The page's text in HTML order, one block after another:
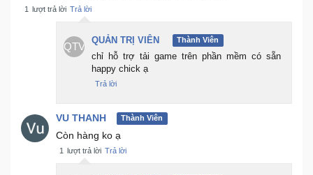
1 lượt trả lời Trả lời
QTV
QUẢN TRỊ VIÊN Thành Viên
chỉ hỗ trợ tải game trên phần mềm có sẵn
happy chick ạ
Trả lời
VU THANH Thành Viên
Còn hàng ko ạ
1 lượt trả lời Trả lời